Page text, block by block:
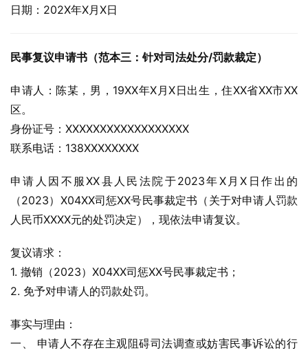
日期：202X年X月X日
民事复议申请书（范本三：针对司法处分/罚款裁定）
申请人：陈某，男，19XX年X月X日出生，住XX省XX市XX
区。
身份证号：XXXXXXXXXXXXXXXXXX
联系电话：138XXXXXXXX
申请人因不服XX县人民法院于2023年X月X日作出的
（2023）X04XX司惩XX号民事裁定书（关于对申请人罚款
人民币XXXX元的处罚决定），现依法申请复议。
复议请求：
1. 撤销（2023）X04XX司惩XX号民事裁定书；
2. 免予对申请人的罚款处罚。
事实与理由：
一、 申请人不存在主观阻碍司法调查或妨害民事诉讼的行